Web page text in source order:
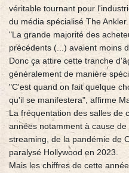
véritable tournant pour
du média spécialisé The Ankler.
"La grande majorité des
précédents (...) avaient moins
Donc ça attire cette tranche
généralement de manière
"C'est quand on fait quelque
qu'il se manifestera", affirme
La fréquentation des salles de
années notamment à cause
streaming, de la pandémie de
paralysé Hollywood en 2023.
Mais les chiffres de cette